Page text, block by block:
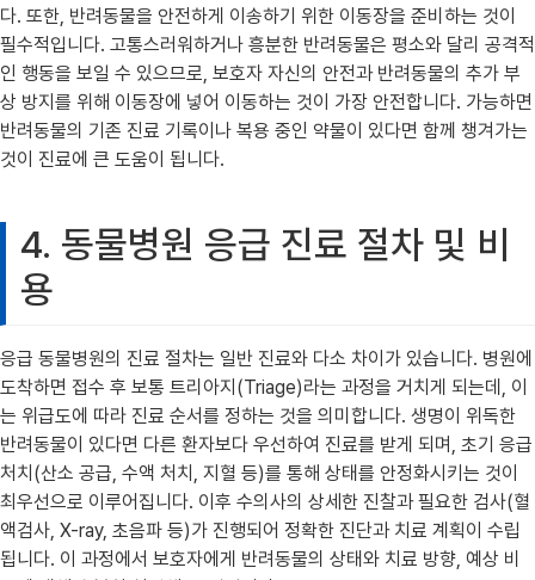
다. 또한, 반려동물을 안전하게 이송하기 위한 이동장을 준비하는 것이
필수적입니다. 고통스러워하거나 흥분한 반려동물은 평소와 달리 공격적
인 행동을 보일 수 있으므로, 보호자 자신의 안전과 반려동물의 추가 부
상 방지를 위해 이동장에 넣어 이동하는 것이 가장 안전합니다. 가능하면
반려동물의 기존 진료 기록이나 복용 중인 약물이 있다면 함께 챙겨가는
것이 진료에 큰 도움이 됩니다.
4. 동물병원 응급 진료 절차 및 비
용
응급 동물병원의 진료 절차는 일반 진료와 다소 차이가 있습니다. 병원에
도착하면 접수 후 보통 트리아지(Triage)라는 과정을 거치게 되는데, 이
는 위급도에 따라 진료 순서를 정하는 것을 의미합니다. 생명이 위독한
반려동물이 있다면 다른 환자보다 우선하여 진료를 받게 되며, 초기 응급
처치(산소 공급, 수액 처치, 지혈 등)를 통해 상태를 안정화시키는 것이
최우선으로 이루어집니다. 이후 수의사의 상세한 진찰과 필요한 검사(혈
액검사, X-ray, 초음파 등)가 진행되어 정확한 진단과 치료 계획이 수립
됩니다. 이 과정에서 보호자에게 반려동물의 상태와 치료 방향, 예상 비